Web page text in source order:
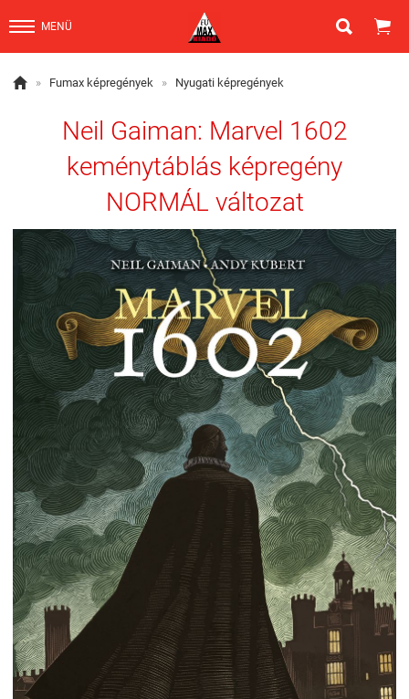
MENÜ  
 » Fumax képregények » Nyugati képregények
Neil Gaiman: Marvel 1602
keménytáblás képregény
NORMÁL változat